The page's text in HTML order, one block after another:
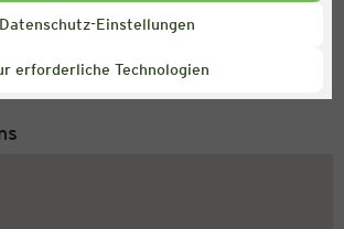
Datenschutz-Einstellungen
erforderliche Technologien
Hotline
Freitag 8-18 Uhr